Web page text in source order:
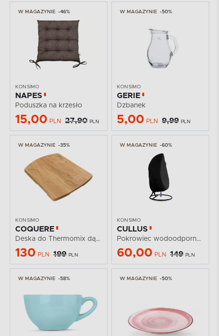
W MAGAZYNIE -46%
KONSIMO
NAPES
Poduszka na krzesło
15,00 PLN 27,90 PLN
W MAGAZYNIE -50%
KONSIMO
GERIE
Dzbanek
5,00 PLN 9,99 PLN
W MAGAZYNIE -35%
KONSIMO
COQUERE
Deska do Thermomix dąb olejowany
130 PLN 199 PLN
W MAGAZYNIE -60%
KONSIMO
CULLUS
Pokrowiec wodoodporny na fotel wiszący kosz ogrodowy...
60,00 PLN 149 PLN
W MAGAZYNIE -58% W MAGAZYNIE -50%